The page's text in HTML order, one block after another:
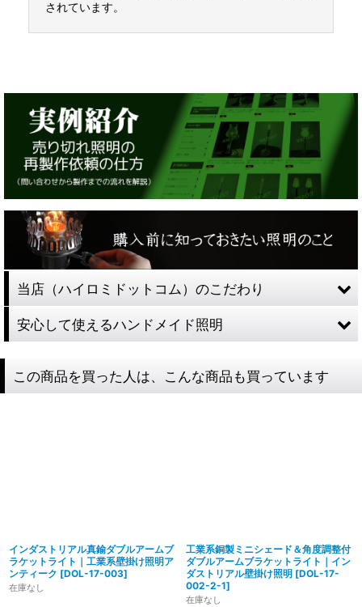
されています。
当店（ハイロミドットコム）のこだわり
安心して使えるハンドメイド照明
この商品を買った人は、こんな商品も買っています
インダストリアル真鍮ダブルアームブ
ラケットライト｜工業系壁掛け照明ア
ンティーク [DOL-17-003]
在庫なし
工業系銅製ミニシェード＆角度調整付
ダブルアームブラケットライト｜イン
ダストリアル壁掛け照明 [DOL-17-
002-2-1]
在庫なし